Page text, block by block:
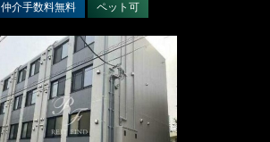
仲介手数料無料 ペット可